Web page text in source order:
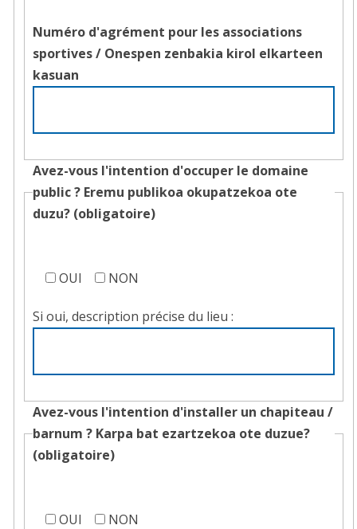
Numéro d'agrément pour les associations
sportives / Onespen zenbakia kirol elkarteen
kasuan
Avez-vous l'intention d'occuper le domaine
public ? Eremu publikoa okupatzekoa ote
duzu? (obligatoire)
vous
d'occuper
?
OUI NON
Si oui, description précise du lieu :
Avez-vous l'intention d'installer un chapiteau /
barnum ? Karpa bat ezartzekoa ote duzue?
(obligatoire)
vousOUI NON